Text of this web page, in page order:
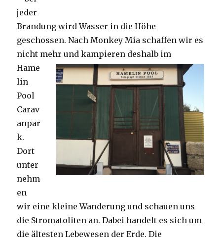
jeder
Brandung wird Wasser in die Höhe
geschossen. Nach Monkey Mia schaffen wir es
nicht mehr und kampieren deshalb im
Hame
lin
Pool
Carav
anpar
k.
Dort
unter
nehm
en
wir eine kleine Wanderung und schauen uns
die Stromatoliten an. Dabei handelt es sich um
die ältesten Lebewesen der Erde. Die